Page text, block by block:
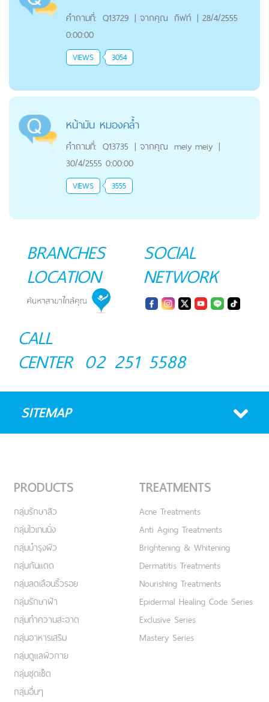
คำถามที่: Q13729 | จากคุณ กิฟท์ | 28/4/2555
0:00:00
VIEWS 3054
หน้ามัน หมองคล้ำ
คำถามที่: Q13735 | จากคุณ meiy meiy |
30/4/2555 0:00:00
VIEWS 3555
BRANCHES
LOCATION
SOCIAL
NETWORK
CALL
CENTER 02 251 5588
SITEMAP
PRODUCTS
กลุ่มรักษาสิว
กลุ่มไวเทนนิ่ง
กลุ่มบำรุงผิว
กลุ่มกันแดด
กลุ่มลดเลือนริ้วรอย
กลุ่มรักษาฝ้า
กลุ่มทำความสะอาด
กลุ่มอาหารเสริม
กลุ่มดูแลผิวกาย
กลุ่มชุดเซ็ต
กลุ่มอื่นๆ
TREATMENTS
Acne Treatments
Anti Aging Treatments
Brightening & Whitening
Dermatitis Treatments
Nourishing Treatments
Epidermal Healing Code Series
Exclusive Series
Mastery Series